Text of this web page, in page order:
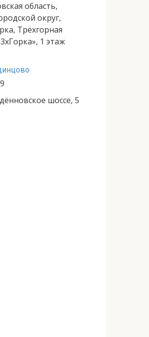
область,
округ,
Трёхгорная
1 этаж
шоссе, 5